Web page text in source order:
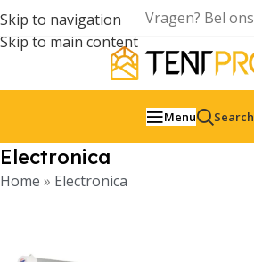
Skip to navigation
Skip to main content
Vragen? Bel ons
Menu Search
Electronica
Home » Electronica